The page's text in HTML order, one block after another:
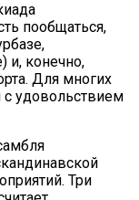
пообщаться,
и, конечно,
Для многих
с удовольствием
Три